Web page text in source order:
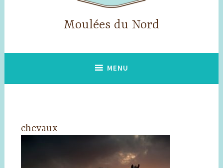
Moulées du Nord
MENU
chevaux